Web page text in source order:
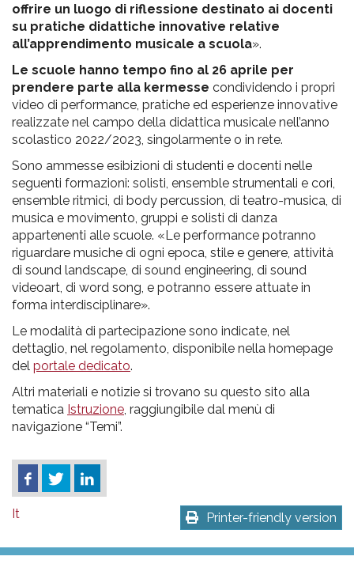
offrire un luogo di riflessione destinato ai docenti
su pratiche didattiche innovative relative
all’apprendimento musicale a scuola».
Le scuole hanno tempo fino al 26 aprile per
prendere parte alla kermesse condividendo i propri
video di performance, pratiche ed esperienze innovative
realizzate nel campo della didattica musicale nell’anno
scolastico 2022/2023, singolarmente o in rete.
Sono ammesse esibizioni di studenti e docenti nelle
seguenti formazioni: solisti, ensemble strumentali e cori,
ensemble ritmici, di body percussion, di teatro-musica, di
musica e movimento, gruppi e solisti di danza
appartenenti alle scuole. «Le performance potranno
riguardare musiche di ogni epoca, stile e genere, attività
di sound landscape, di sound engineering, di sound
videoart, di word song, e potranno essere attuate in
forma interdisciplinare».
Le modalità di partecipazione sono indicate, nel
dettaglio, nel regolamento, disponibile nella homepage
del portale dedicato.
Altri materiali e notizie si trovano su questo sito alla
tematica Istruzione , raggiungibile dal menù di
navigazione “Temi”.
Printer-friendly version
It